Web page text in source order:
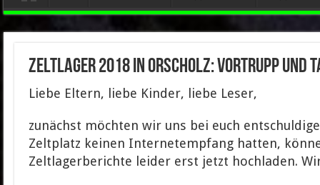
Zeltlager 2018 in Orscholz: Vortrupp und
Liebe Eltern, liebe Kinder, liebe Leser,
zunächst möchten wir uns bei euch
Zeltplatz keinen Internetempfang hatten,
Zeltlagerberichte leider erst jetzt hochladen.